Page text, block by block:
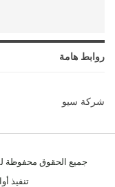
روابط هامة
شركة سيو
جميع الحقوق محفوظة
تنفيذ